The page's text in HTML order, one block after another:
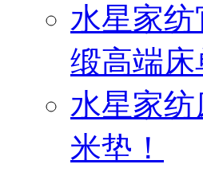
水星家
缎高端
水星家
米垫！